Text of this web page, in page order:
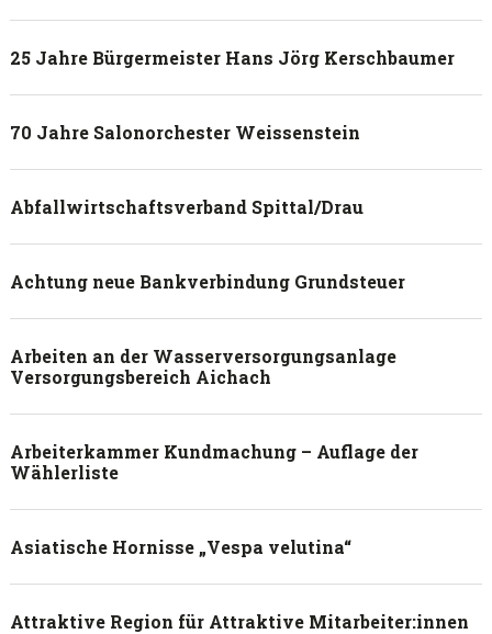
25 Jahre Bürgermeister Hans Jörg Kerschbaumer
70 Jahre Salonorchester Weissenstein
Abfallwirtschaftsverband Spittal/Drau
Achtung neue Bankverbindung Grundsteuer
Arbeiten an der Wasserversorgungsanlage
Versorgungsbereich Aichach
Arbeiterkammer Kundmachung – Auflage der
Wählerliste
Asiatische Hornisse „Vespa velutina“
Attraktive Region für Attraktive Mitarbeiter:innen